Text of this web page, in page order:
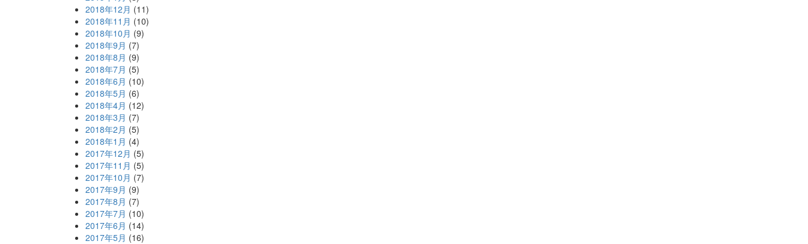
2018年12月 (11)
2018年11月 (10)
2018年10月 (9)
2018年9月 (7)
2018年8月 (9)
2018年7月 (5)
2018年6月 (10)
2018年5月 (6)
2018年4月 (12)
2018年3月 (7)
2018年2月 (5)
2018年1月 (4)
2017年12月 (5)
2017年11月 (5)
2017年10月 (7)
2017年9月 (9)
2017年8月 (7)
2017年7月 (10)
2017年6月 (14)
2017年5月 (16)